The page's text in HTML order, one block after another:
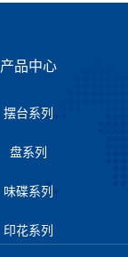
产品中心
摆台系列
盘系列
味碟系列
印花系列